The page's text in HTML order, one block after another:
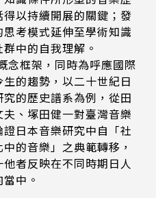
以持續開展的關鍵；發
考模式延伸至學術知識
中的自我理解。
框架，同時為呼應國際
的趨勢，以二十世紀日
的歷史譜系為例，從田
、塚田健一對臺灣音樂
日本音樂研究中自「社
的音樂」之典範轉移，
者反映在不同時期日人
中。